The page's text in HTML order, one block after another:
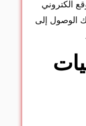
الكتروني
الوصول إلى